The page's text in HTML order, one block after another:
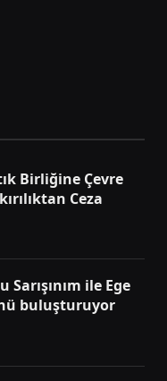
Birliğine Çevre
Ceza
ile Ege
buluşturuyor